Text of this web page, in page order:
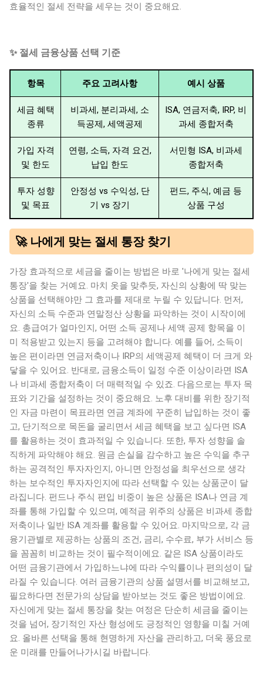
효율적인 절세 전략을 세우는 것이 중요해요.
✨ 절세 금융상품 선택 기준
항목 주요 고려사항 예시 상품
세금 혜택
종류
비과세, 분리과세, 소
득공제, 세액공제
ISA, 연금저축, IRP, 비
과세 종합저축
가입 자격
및 한도
연령, 소득, 자격 요건,
납입 한도
서민형 ISA, 비과세
종합저축
투자 성향
및 목표
안정성 vs 수익성, 단
기 vs 장기
펀드, 주식, 예금 등
상품 구성
🚀 나에게 맞는 절세 통장 찾기
가장 효과적으로 세금을 줄이는 방법은 바로 '나에게 맞는 절세
통장'을 찾는 거예요. 마치 옷을 맞추듯, 자신의 상황에 딱 맞는
상품을 선택해야만 그 효과를 제대로 누릴 수 있답니다. 먼저,
자신의 소득 수준과 연말정산 상황을 파악하는 것이 시작이에
요. 총급여가 얼마인지, 어떤 소득 공제나 세액 공제 항목을 이
미 적용받고 있는지 등을 고려해야 합니다. 예를 들어, 소득이
높은 편이라면 연금저축이나 IRP의 세액공제 혜택이 더 크게 와
닿을 수 있어요. 반대로, 금융소득이 일정 수준 이상이라면 ISA
나 비과세 종합저축이 더 매력적일 수 있죠. 다음으로는 투자 목
표와 기간을 설정하는 것이 중요해요. 노후 대비를 위한 장기적
인 자금 마련이 목표라면 연금 계좌에 꾸준히 납입하는 것이 좋
고, 단기적으로 목돈을 굴리면서 세금 혜택을 보고 싶다면 ISA
를 활용하는 것이 효과적일 수 있습니다. 또한, 투자 성향을 솔
직하게 파악해야 해요. 원금 손실을 감수하고 높은 수익을 추구
하는 공격적인 투자자인지, 아니면 안정성을 최우선으로 생각
하는 보수적인 투자자인지에 따라 선택할 수 있는 상품군이 달
라집니다. 펀드나 주식 편입 비중이 높은 상품은 ISA나 연금 계
좌를 통해 가입할 수 있으며, 예적금 위주의 상품은 비과세 종합
저축이나 일반 ISA 계좌를 활용할 수 있어요. 마지막으로, 각 금
융기관별로 제공하는 상품의 조건, 금리, 수수료, 부가 서비스 등
을 꼼꼼히 비교하는 것이 필수적이에요. 같은 ISA 상품이라도
어떤 금융기관에서 가입하느냐에 따라 수익률이나 편의성이 달
라질 수 있습니다. 여러 금융기관의 상품 설명서를 비교해보고,
필요하다면 전문가의 상담을 받아보는 것도 좋은 방법이에요.
자신에게 맞는 절세 통장을 찾는 여정은 단순히 세금을 줄이는
것을 넘어, 장기적인 자산 형성에도 긍정적인 영향을 미칠 거예
요. 올바른 선택을 통해 현명하게 자산을 관리하고, 더욱 풍요로
운 미래를 만들어나가시길 바랍니다.